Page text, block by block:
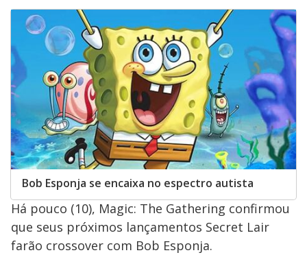
Bob Esponja se encaixa no espectro autista
Há pouco (10), Magic: The Gathering confirmou
que seus próximos lançamentos Secret Lair
farão crossover com Bob Esponja.